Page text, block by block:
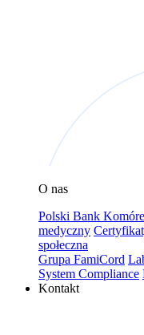
O nas
Polski Bank
medyczny
społeczna
Grupa FamiCord
System Compliance
Kontakt